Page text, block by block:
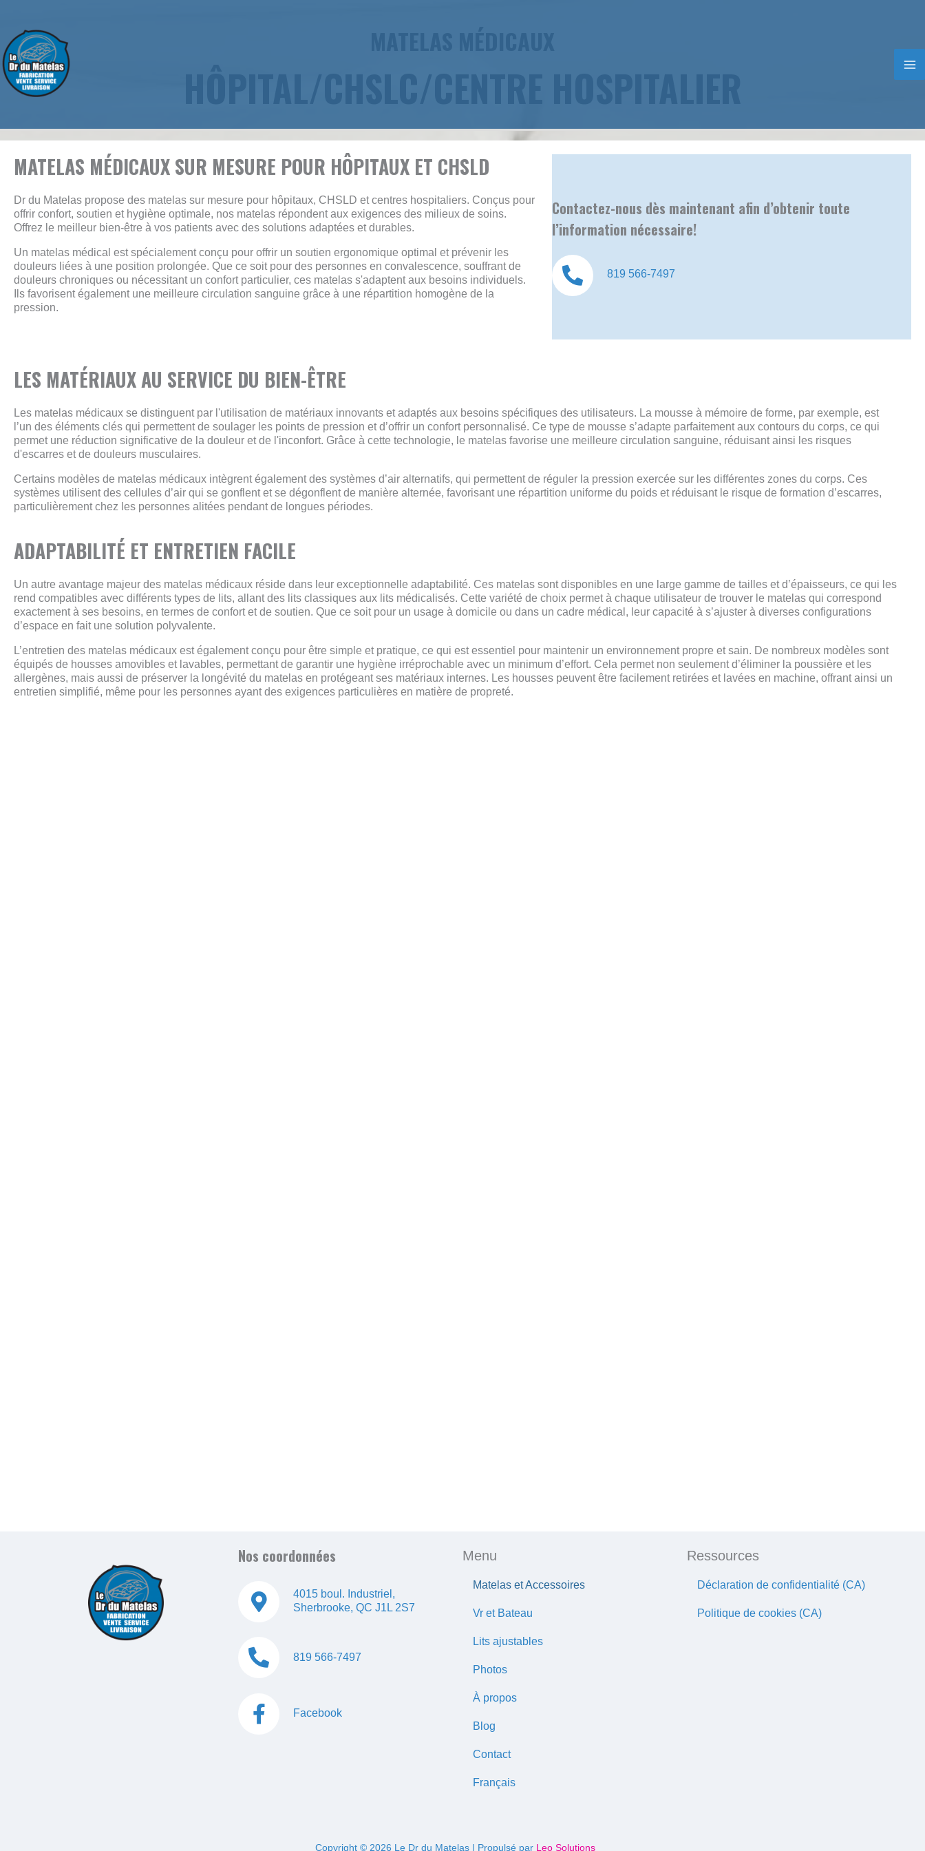
contenu
MATELAS MÉDICAUX SUR MESURE POUR HÔPITAUX ET CHSLD
Dr du Matelas propose des matelas sur mesure pour hôpitaux, CHSLD et centres hospitaliers. Conçus pour
offrir confort, soutien et hygiène optimale, nos matelas répondent aux exigences des milieux de soins.
Offrez le meilleur bien-être à vos patients avec des solutions adaptées et durables.
Un matelas médical est spécialement conçu pour offrir un soutien ergonomique optimal et prévenir les
douleurs liées à une position prolongée. Que ce soit pour des personnes en convalescence, souffrant de
douleurs chroniques ou nécessitant un confort particulier, ces matelas s'adaptent aux besoins individuels.
Ils favorisent également une meilleure circulation sanguine grâce à une répartition homogène de la
pression.
Contactez-nous dès maintenant afin d’obtenir toute
l’information nécessaire!
819 566-7497
LES MATÉRIAUX AU SERVICE DU BIEN-ÊTRE
Les matelas médicaux se distinguent par l'utilisation de matériaux innovants et adaptés aux besoins spécifiques des utilisateurs. La mousse à mémoire de forme, par exemple, est
l’un des éléments clés qui permettent de soulager les points de pression et d’offrir un confort personnalisé. Ce type de mousse s’adapte parfaitement aux contours du corps, ce qui
permet une réduction significative de la douleur et de l'inconfort. Grâce à cette technologie, le matelas favorise une meilleure circulation sanguine, réduisant ainsi les risques
d'escarres et de douleurs musculaires.
Certains modèles de matelas médicaux intègrent également des systèmes d’air alternatifs, qui permettent de réguler la pression exercée sur les différentes zones du corps. Ces
systèmes utilisent des cellules d’air qui se gonflent et se dégonflent de manière alternée, favorisant une répartition uniforme du poids et réduisant le risque de formation d’escarres,
particulièrement chez les personnes alitées pendant de longues périodes.
ADAPTABILITÉ ET ENTRETIEN FACILE
Un autre avantage majeur des matelas médicaux réside dans leur exceptionnelle adaptabilité. Ces matelas sont disponibles en une large gamme de tailles et d’épaisseurs, ce qui les
rend compatibles avec différents types de lits, allant des lits classiques aux lits médicalisés. Cette variété de choix permet à chaque utilisateur de trouver le matelas qui correspond
exactement à ses besoins, en termes de confort et de soutien. Que ce soit pour un usage à domicile ou dans un cadre médical, leur capacité à s’ajuster à diverses configurations
d’espace en fait une solution polyvalente.
L’entretien des matelas médicaux est également conçu pour être simple et pratique, ce qui est essentiel pour maintenir un environnement propre et sain. De nombreux modèles sont
équipés de housses amovibles et lavables, permettant de garantir une hygiène irréprochable avec un minimum d’effort. Cela permet non seulement d’éliminer la poussière et les
allergènes, mais aussi de préserver la longévité du matelas en protégeant ses matériaux internes. Les housses peuvent être facilement retirées et lavées en machine, offrant ainsi un
entretien simplifié, même pour les personnes ayant des exigences particulières en matière de propreté.
Nos coordonnées
4015 boul. Industriel,
Sherbrooke, QC J1L 2S7
819 566-7497
Facebook
Menu
Matelas et Accessoires
Vr et Bateau
Lits ajustables
Photos
À propos
Blog
Contact
Français
Ressources
Déclaration de confidentialité (CA)
Politique de cookies (CA)
Copyright © 2026 Le Dr du Matelas | Propulsé par Leo Solutions